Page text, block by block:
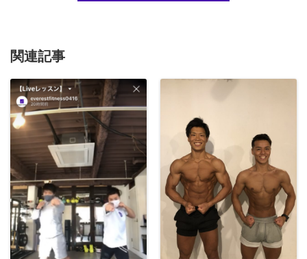
関連記事